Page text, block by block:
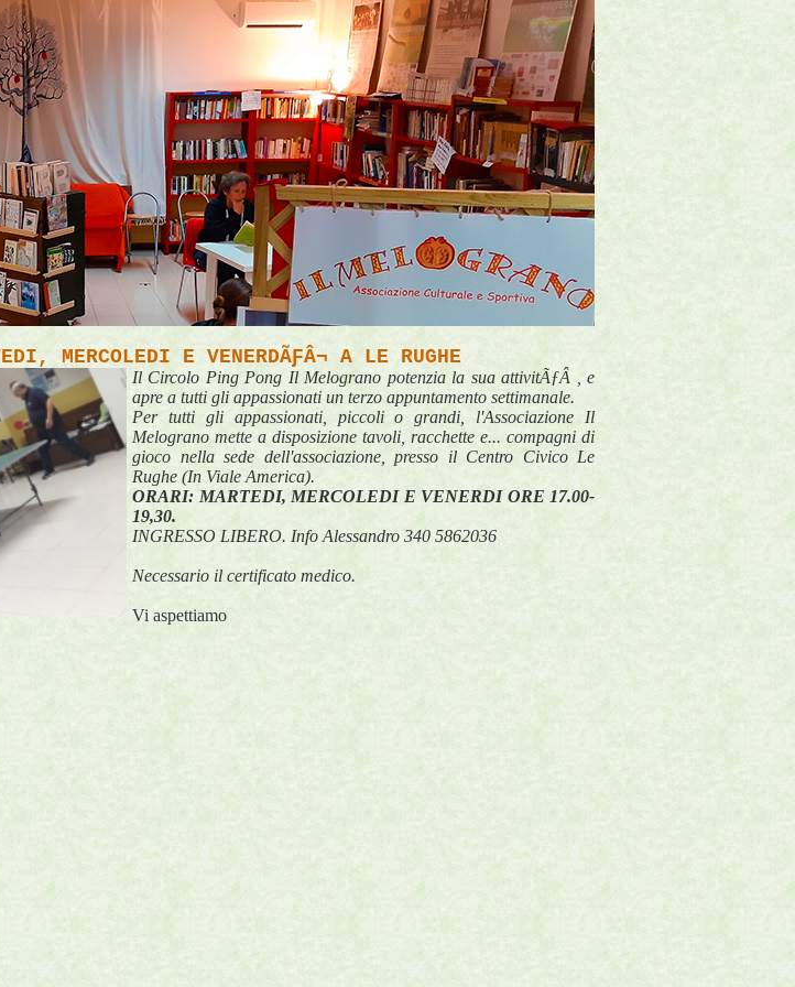
MERCOLEDI E VENERDÃƑÂ¬ A LE RUGHE
Il Circolo Ping Pong Il Melograno potenzia la sua attivitÃƒÂ , e
apre a tutti gli appassionati un terzo appuntamento settimanale.
Per tutti gli appassionati, piccoli o grandi, l'Associazione Il
Melograno mette a disposizione tavoli, racchette e... compagni di
gioco nella sede dell'associazione, presso il Centro Civico Le
Rughe (In Viale America).
ORARI: MARTEDI, MERCOLEDI E VENERDI ORE 17.00-
19,30.
INGRESSO LIBERO. Info Alessandro 340 5862036
Necessario il certificato medico.
Vi aspettiamo